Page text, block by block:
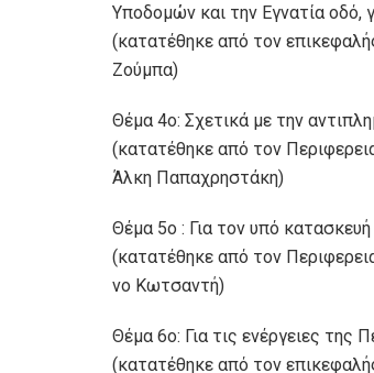
Υποδομών και την Εγνατία οδό,
(κατατέθηκε από τον
Ζούμπα)
Θέμα 4ο: Σχετικά με την
(κατατέθηκε από τον
Άλκη Παπαχρηστάκη)
Θέμα 5ο : Για τον υπό
(κατατέθηκε από τον
νο Κωτσαντή)
Θέμα 6ο: Για τις ενέργειες της
(κατατέθηκε από τον